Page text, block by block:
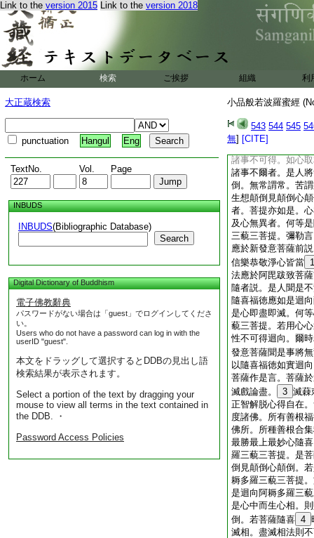
Link to the version 2015 Link to the version 2018
ホーム 検索 ご挨拶 組織 利
大正蔵検索
punctuation Hangul Eng
TextNo. Vol. Page
INBUDS
INBUDS(Bibliographic Database)
Search
Digital Dictionary of Buddhism
電子佛教辭典
パスワードがない場合は「guest」でログインしてくださ
い。
Users who do not have a password can log in with the
userID "guest".
本文をドラッグして選択するとDDBの見出し語
検索結果が表示されます。
Select a portion of the text by dragging your
mouse to view all terms in the text contained in
the DDB. ・
Password Access Policies
小品般若波羅蜜經
543 544 545
無] [CITE]
藐三菩提。入無餘
中間所有應六波羅
弟子布施持戒修禪
福徳及諸佛戒品定
諸佛滅後衆生所種
徳。以最大最勝最
向阿耨多羅三藐三
當得阿耨多羅三藐
我以是心迴向阿耨
所縁是諸縁諸事爲
諸事不可得。如心
諸事不爾者。是人
倒。無常謂常。苦
生想顛倒見顛倒心
者。菩提亦如是。
及心無異者。何等
三藐三菩提。彌勒
應於新發意菩薩前
信樂恭敬淨心皆當 1
法應於阿毘跋致菩
隨者説。是人聞是
隨喜福徳應如是迴
是心即盡即滅。何
藐三菩提。若用心
性不可得迴向。爾
發意菩薩聞是事將
以隨喜福徳如實迴
菩薩作是言。菩薩
滅戲論盡。
3 滅蕀
正智解脱心得自在
度諸佛。所有善根
佛所。所種善根合
最勝最上最妙心隨
羅三藐三菩提。是
倒見顛倒心顛倒。
耨多羅三藐三菩提
是迴向阿耨多羅三
是心中而生心相。
倒。若菩薩隨喜 4
滅相。盡滅相法則